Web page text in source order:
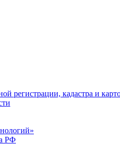
регистрации, кадастра и
РФ